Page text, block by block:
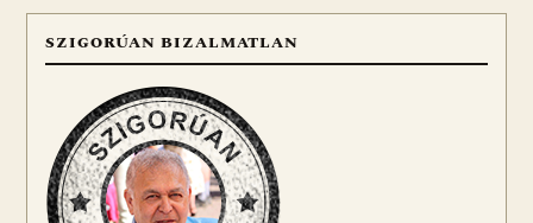
SZIGORÚAN BIZALMATLAN